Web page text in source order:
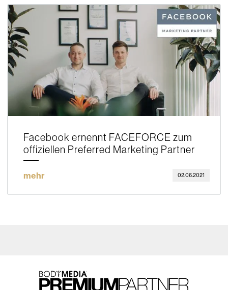
Facebook ernennt FACEFORCE zum
offiziellen Preferred Marketing Partner
mehr 02.06.2021